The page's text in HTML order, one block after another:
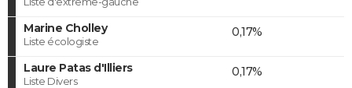
Marine Cholley
Liste écologiste
0,17%
Laure Patas d'Illiers
Liste Divers
0,17%